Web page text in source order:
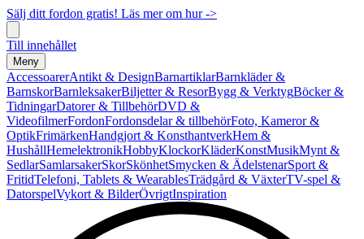
Sälj ditt fordon gratis! Läs mer om hur ->
Till innehållet
Meny
AccessoarerAntikt & DesignBarnartiklarBarnkläder &
BarnskorBarnleksakerBiljetter & ResorBygg & VerktygBöcker &
TidningarDatorer & TillbehörDVD &
VideofilmerFordonFordonsdelar & tillbehörFoto, Kameror &
OptikFrimärkenHandgjort & KonsthantverkHem &
HushållHemelektronikHobbyKlockorKläderKonstMusikMynt &
SedlarSamlarsakerSkorSkönhetSmycken & ÄdelstenarSport &
FritidTelefoni, Tablets & WearablesTrädgård & VäxterTV-spel &
DatorspelVykort & BilderÖvrigtInspiration